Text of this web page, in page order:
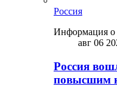
Россия
Информация о
авг 06
Россия
повысшим